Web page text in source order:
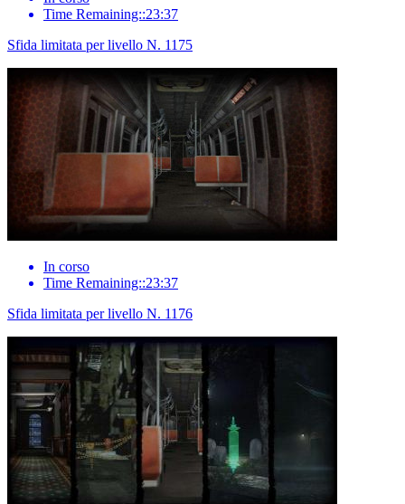
Time Remaining::23:37
Sfida limitata per livello N. 1175
In corso
Time Remaining::23:37
Sfida limitata per livello N. 1176